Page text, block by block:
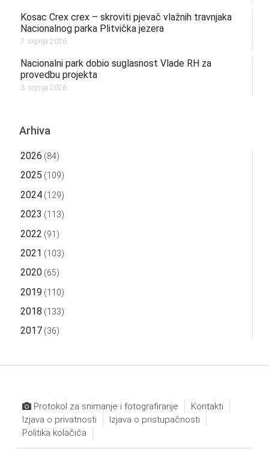
Kosac Crex crex – skroviti pjevač vlažnih travnjaka
Nacionalnog parka Plitvička jezera
7. srpnja 2026.
Nacionalni park dobio suglasnost Vlade RH za
provedbu projekta
3. srpnja 2026.
Arhiva
2026 (84)
2025 (109)
2024(129)
2023 (113)
2022 (91)
2021 (103)
2020(65)
2019 (110)
2018 (133)
2017(36)
Protokol za snimanje i fotografiranje
Kontakti
Izjava o privatnosti
Izjava o pristupačnosti
Politika kolačića